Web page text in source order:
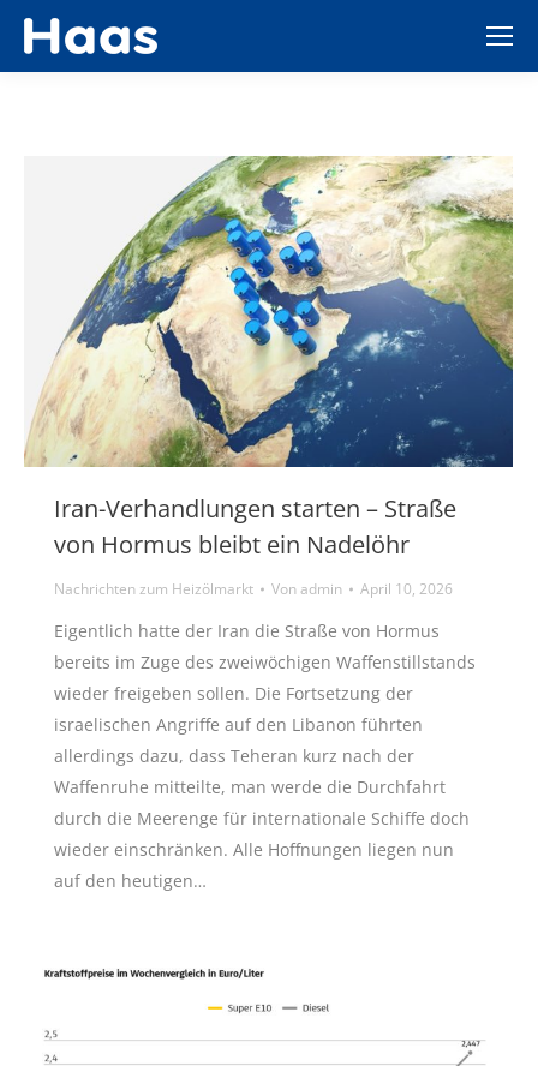
Iran-Verhandlungen starten – Straße
von Hormus bleibt ein Nadelöhr
Nachrichten zum Heizölmarkt Vonadmin April 10, 2026
Eigentlich hatte der Iran die Straße von Hormus
bereits im Zuge des zweiwöchigen Waffenstillstands
wieder freigeben sollen. Die Fortsetzung der
israelischen Angriffe auf den Libanon führten
allerdings dazu, dass Teheran kurz nach der
Waffenruhe mitteilte, man werde die Durchfahrt
durch die Meerenge für internationale Schiffe doch
wieder einschränken. Alle Hoffnungen liegen nun
auf den heutigen…